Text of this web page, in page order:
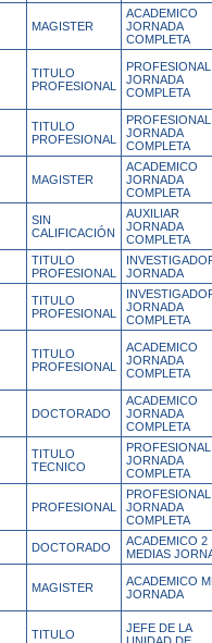
MAGISTER
ACADEMICO
JORNADA
COMPLETA
TITULO
PROFESIONAL
PROFESIONAL
JORNADA
COMPLETA
TITULO
PROFESIONAL
PROFESIONAL
JORNADA
COMPLETA
MAGISTER
ACADEMICO
JORNADA
COMPLETA
SIN
CALIFICACIÓN
AUXILIAR
JORNADA
COMPLETA
TITULO
PROFESIONAL
JORNADA
TITULO
PROFESIONAL
JORNADA
COMPLETA
TITULO
PROFESIONAL
ACADEMICO
JORNADA
COMPLETA
DOCTORADO
ACADEMICO
JORNADA
COMPLETA
TITULO
TECNICO
PROFESIONAL
JORNADA
COMPLETA
PROFESIONAL
PROFESIONAL
JORNADA
COMPLETA
DOCTORADO
ACADEMICO 2
MEDIAS
MAGISTER
ACADEMICO
JORNADA
TITULO
JEFE DE LA